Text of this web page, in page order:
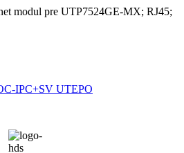
modul pre UTP7524GE-MX; RJ45;